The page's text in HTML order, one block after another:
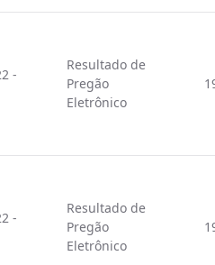
-
Resultado de
Pregão
Eletrônico
-
Resultado de
Pregão
Eletrônico